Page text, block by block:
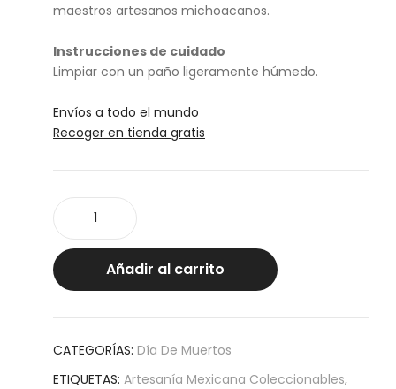
maestros artesanos michoacanos.
Instrucciones de cuidado
Limpiar con un paño ligeramente húmedo.
Envíos a todo el mundo
Recoger en tienda gratis
"Las
Marchantas"
cantidadAñadir al carrito
CATEGORÍAS: Día De Muertos
ETIQUETAS: Artesanía Mexicana Coleccionables,